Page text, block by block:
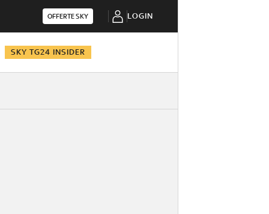
OFFERTE SKY LOGIN
SKY TG24 INSIDER